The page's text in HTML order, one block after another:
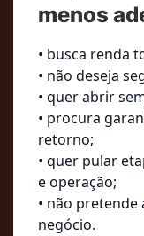
menos
• busca renda
• não deseja
• quer abrir
• procura
retorno;
• quer pular
e operação;
• não
negócio.